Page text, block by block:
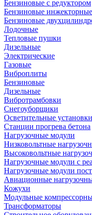
Бензиновые с редуктором
Бензиновые инжекторные
Бензиновые
Лодочные
Тепловые пушки
Дизельные
Электрические
Газовые
Виброплиты
Бензиновые
Дизельные
Вибротрамбовки
Снегоуборщики
Осветительные установки
Станции прогрева бетона
Нагрузочные модули
Низковольтные
Высоковольтные
Нагрузочные модули с
Нагрузочные модули
Авиационные
Кожухи
Модульные
Трансформаторы